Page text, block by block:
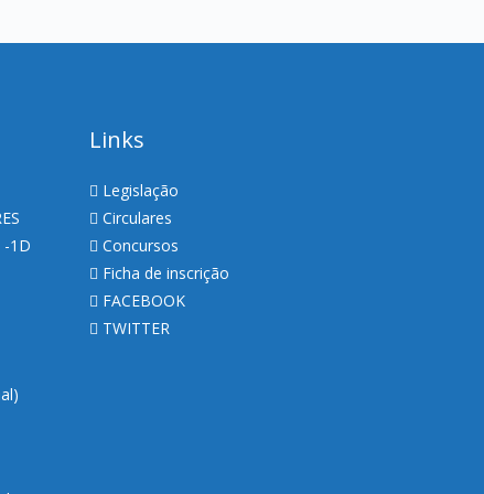
-1D
Links
Legislação
Circulares
Concursos
Ficha de inscrição
FACEBOOK
TWITTER